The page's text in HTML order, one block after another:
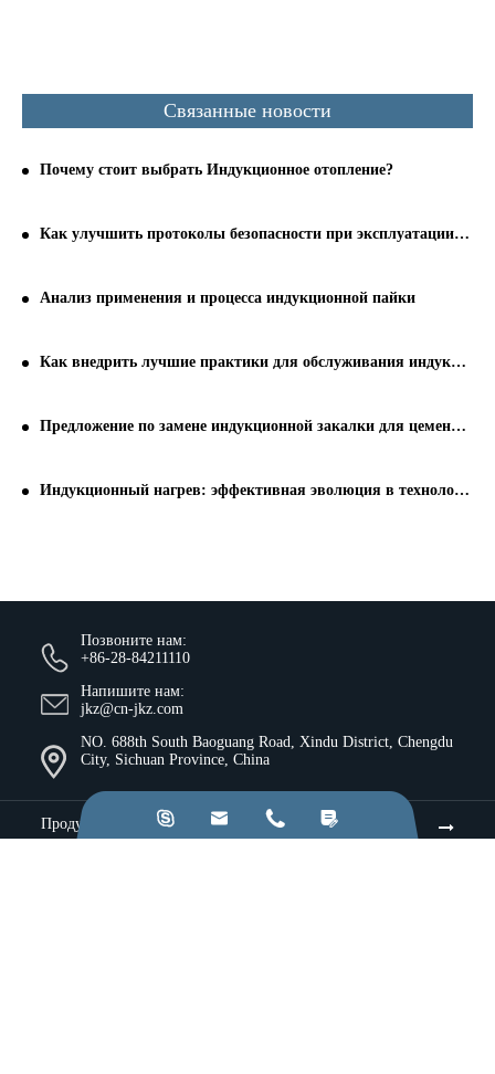
Связанные новости
Почему стоит выбрать Индукционное отопление?
Как улучшить протоколы безопасности при эксплуатации индукционной закалочной машины
Анализ применения и процесса индукционной пайки
Как внедрить лучшие практики для обслуживания индукционной закалочной машины
Предложение по замене индукционной закалки для цементации
Индукционный нагрев: эффективная эволюция в технологии промышленного нагрева
Позвоните нам:
+86-28-84211110
Напишите нам:
jkz@cn-jkz.com
NO. 688th South Baoguang Road, Xindu District, Chengdu
City, Sichuan Province, China
Продукты    